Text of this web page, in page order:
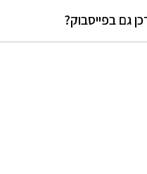
גם בפייסבוק?